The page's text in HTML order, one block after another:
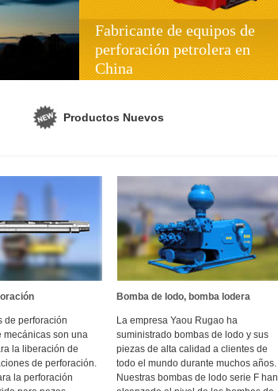
Fabricante de equipos de
perforación petrolera en
China
Productos Nuevos
de perforación
mecánicas son una
la liberación de
de perforación.
la perforación
Bomba de lodo, bomba lodera
La empresa Yaou Rugao ha
suministrado bombas de lodo y sus
piezas de alta calidad a clientes de
todo el mundo durante muchos años.
Nuestras bombas de lodo serie F han